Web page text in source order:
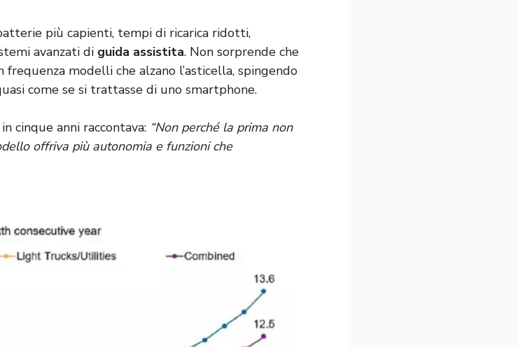
più capienti, tempi di ricarica ridotti,
avanzati di guida assistita. Non sorprende che
frequenza modelli che alzano l’asticella, spingendo
come se si trattasse di uno smartphone.
cinque anni raccontava: “Non perché la prima non
offriva più autonomia e funzioni che